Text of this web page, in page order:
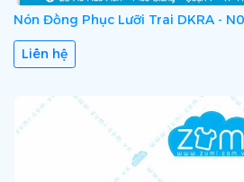
Nón Đồng Phục Lưỡi Trai DKRA -
Liên hệ